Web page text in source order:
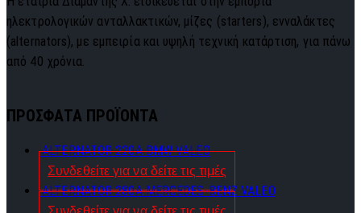
ηλεκτρολογικών ανταλλακτικών, μίζες (starters), ενναλάκτες
(alternators), με εμπειρία και υψηλή τεχνική κατάρτιση, για πάνω
από 40 χρόνια.
ΠΡΟΣΦΑΤΑ ΠΡΟΪΟΝΤΑ
ALTERNATOR 220A BMW VALEO
Συνδεθείτε για να δείτε τις τιμές
ALTERNATOR 280A MERCEDES-BENZ VALEO